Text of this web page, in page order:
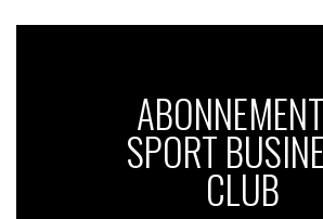
SPORT
CLUB